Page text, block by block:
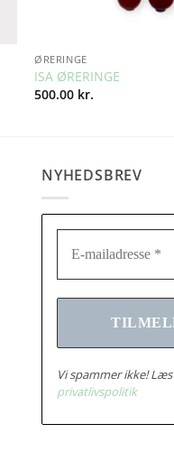
ØRERINGE
ISA ØRERINGE
500.00 kr.
NYHEDSBREV
Vi spammer ikke!
privatlivspolitik